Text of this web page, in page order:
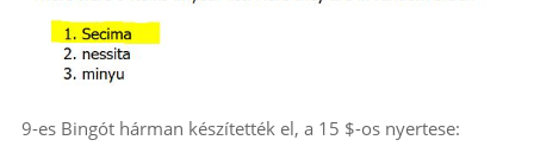
9-es Bingót hárman készítették el, a 15 $-os nyertese: